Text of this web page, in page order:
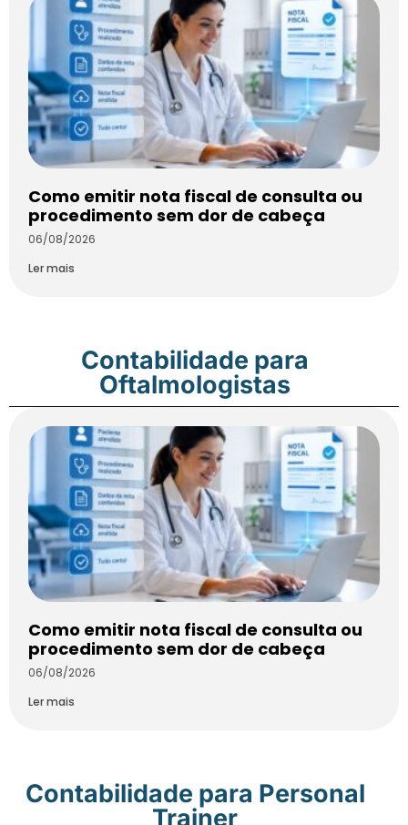
Como emitir nota fiscal de consulta ou
procedimento sem dor de cabeça
06/08/2026
Ler mais
Contabilidade para
Oftalmologistas
Como emitir nota fiscal de consulta ou
procedimento sem dor de cabeça
06/08/2026
Ler mais
Contabilidade para Personal
Trainer